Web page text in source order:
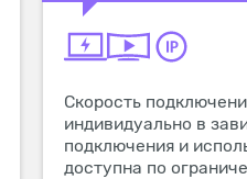
Скорость
индивидуально в
подключения и
доступна по